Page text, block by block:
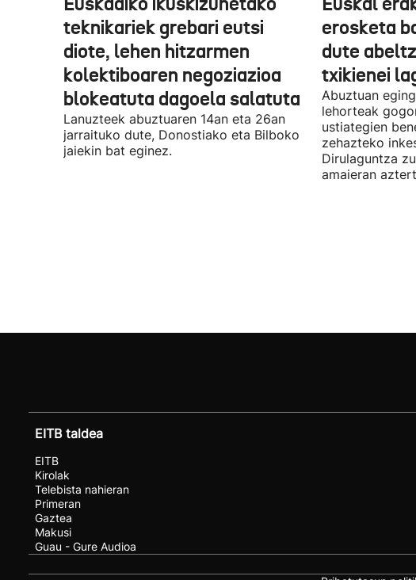
teknikariek grebari eutsi
diote, lehen hitzarmen
kolektiboaren negoziazioa
blokeatuta dagoela salatuta
Lanuzteek abuztuaren 14an eta 26an
jarraituko dute, Donostiako eta Bilboko
jaiekin bat eginez.
erosketa
dute
txikienei
Abuztuan
lehorteak
ustiategien
zehazteko
Dirulaguntza
amaieran
EITB taldea
EITB
Kirolak
Telebista nahieran
Primeran
Gaztea
Makusi
Guau - Gure Audioa